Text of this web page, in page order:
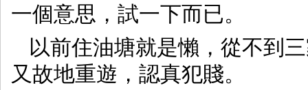
一個意思，試一下而已。
以前住油塘就是懶，從不到
又故地重遊，認真犯賤。